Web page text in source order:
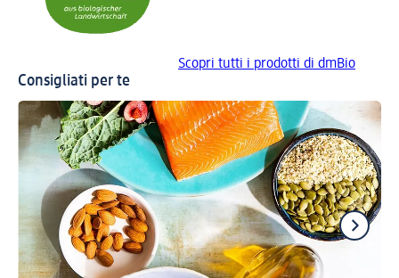
Scopri tutti i prodotti di dmBio
Consigliati per te